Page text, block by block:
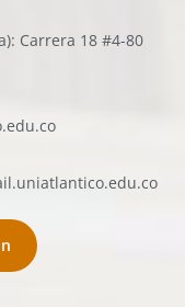
Carrera 18 #4-80